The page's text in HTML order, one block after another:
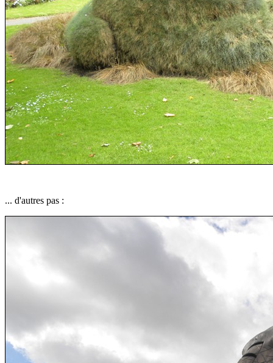
... d'autres pas :